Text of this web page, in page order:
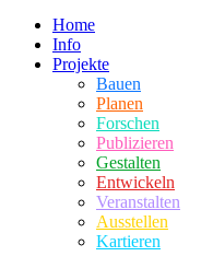
Home
Info
Projekte
Bauen
Planen
Forschen
Publizieren
Gestalten
Entwickeln
Veranstalten
Ausstellen
Kartieren